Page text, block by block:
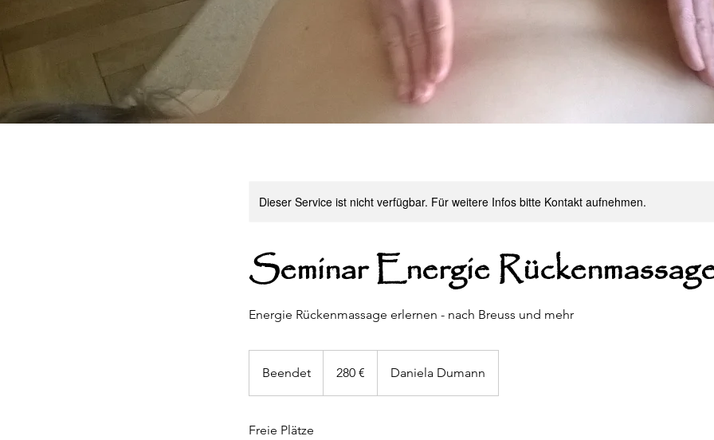
Dieser Service ist nicht verfügbar. Für weitere Infos bitte Kontakt aufnehmen.
Seminar Energie
Energie Rückenmassage erlernen - nach Breuss und mehr
Beendet
e
n
280 € Daniela Dumann
Freie Plätze